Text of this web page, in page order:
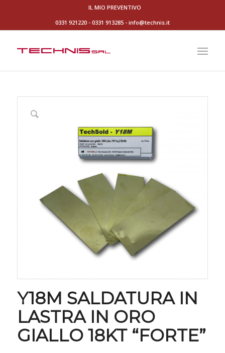
IL MIO PREVENTIVO
0331 921220- 0331 913285- info@technis.it
Y18M SALDATURA IN
LASTRA IN ORO
GIALLO 18KT “FORTE”